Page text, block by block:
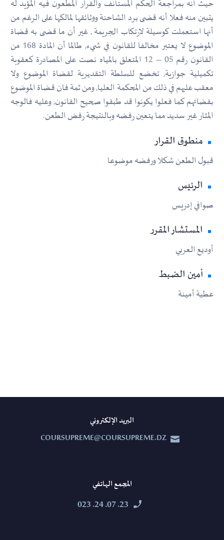
حيث أنه بمراجعة الحكم المستأنف والقرار المطعون فيه المؤيد له
يتبين منه فعلا أنه قضى برد الشاحنة ووثائقها لمالكها على الرغم من
أنها استعملت كوسيلة لارتكاب الجريمة , غير أن ما قضى به قضاة
الموضوع لا يعتبر مخالفا للقانون في شيء, طالما أن المادة 168 من
القانون رقم 05 – 12 المتعلق بالمياه نصت على المصادرة كعقوبة
تكميلية جوازية, تخضع للسلطة التقديرية لقضاة الموضوع ولا
معقب عليهم في ذلك من المحكمة العليا, ومن ثمة فان قضاة الموضوع
بقضائهم كما فعلوا يكونوا قد طبقوا صحيح القانون, وعليه فالوجه
المثار غير سديد مما يتعين رفضه وبالنتيجة رفض الطعن.
منطوق القرار
قبول الطعن شكلا ورفضه موضوعا
الرئيس
صوافي إدريس
المستشار المقرر
أوديع العربي
أمين الضبط
عطية أمينة
البريد الإلكتروني


COURSUPREME@COURSUPREME.DZ
المجمع الهاتفي


23. 07. 24. 023